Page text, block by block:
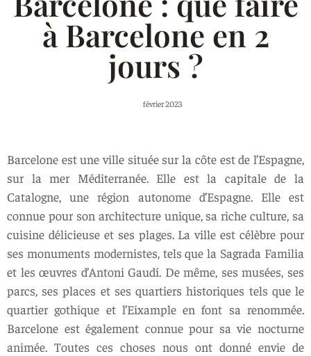
à Barcelone en 2
jours ?
février 2023
Barcelone est une ville située sur la côte est de l’Espagne,
sur la mer Méditerranée. Elle est la capitale de la
Catalogne, une région autonome d’Espagne. Elle est
connue pour son architecture unique, sa riche culture, sa
cuisine délicieuse et ses plages. La ville est célèbre pour
ses monuments modernistes, tels que la Sagrada Familia
et les œuvres d’Antoni Gaudí. De même, ses musées, ses
parcs, ses places et ses quartiers historiques tels que le
quartier gothique et l’Eixample en font sa renommée.
Barcelone est également connue pour sa vie nocturne
animée. Toutes ces choses nous ont donné envie de